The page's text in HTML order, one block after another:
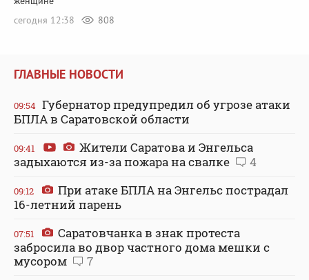
сегодня 12:38
808
ГЛАВНЫЕ НОВОСТИ
09:54 Губернатор предупредил об угрозе атаки
БПЛА в Саратовской области
09:41
Жители Саратова и Энгельса
задыхаются из-за пожара на свалке
4
09:12
При атаке БПЛА на Энгельс пострадал
16-летний парень
07:51
Саратовчанка в знак протеста
забросила во двор частного дома мешки с
мусором
7